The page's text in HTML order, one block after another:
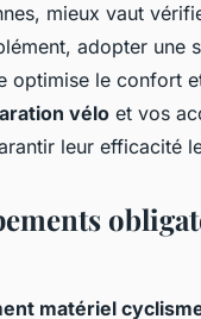
mieux vaut
adopter une
optimise le
vélo et vos
leur efficacité
matériel